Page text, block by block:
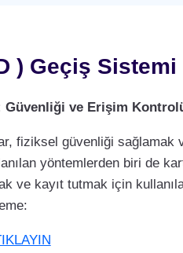
) Geçiş Sistemi
Güvenliği ve Erişim
fiziksel güvenliği sağlamak
yöntemlerden biri de
ve kayıt tutmak için